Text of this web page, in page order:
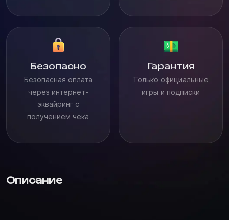
Безопасно
Безопасная оплата
через интернет-
эквайринг с
получением чека
Гарантия
Только официальные
игры и подписки
Описание